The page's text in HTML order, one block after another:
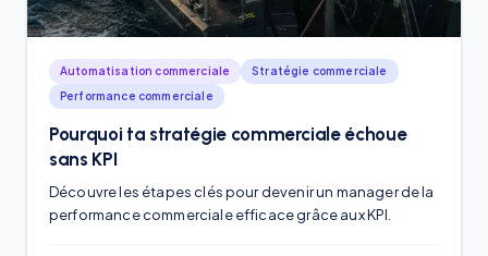
Automatisation commerciale
Stratégie commerciale
Performance commerciale
Pourquoi ta stratégie commerciale échoue
sans KPI
Découvre les étapes clés pour devenir un manager de la
performance commerciale efficace grâce aux KPI.